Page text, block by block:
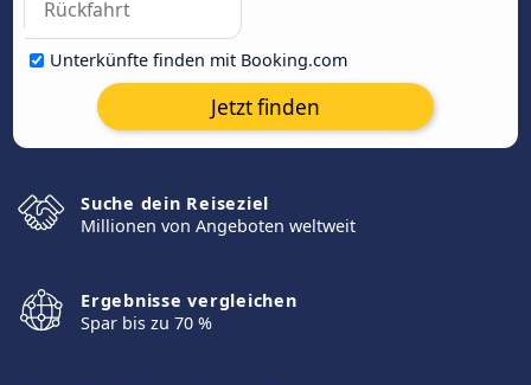
Unterkünfte finden mit Booking.com
Jetzt finden
Suche dein Reiseziel
Millionen von Angeboten weltweit
Ergebnisse vergleichen
Spar bis zu 70 %